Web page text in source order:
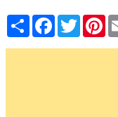
Share Facebook
Twitter